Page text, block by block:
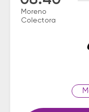
Moreno
Colectora